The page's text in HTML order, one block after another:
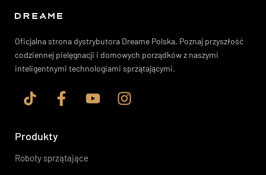
Oficjalna strona dystrybutora Dreame Polska. Poznaj przyszłość
codziennej pielęgnacji i domowych porządków z naszymi
inteligentnymi technologiami sprzątającymi.
Produkty
Roboty sprzątające